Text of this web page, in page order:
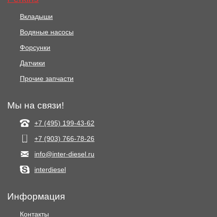
Вкладыши
Водяные насосы
Форсунки
Датчики
Прочие запчасти
Мы на связи!
+7 (495) 199-43-62
+7 (903) 766‑78-26
info@inter-diesel.ru
interdiesel
Информация
Контакты